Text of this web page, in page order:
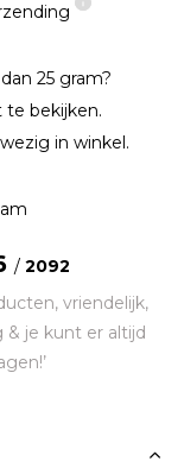
25 gram?
te bekijken.
in winkel.
/ 2092
vriendelijk,
& je kunt er altijd